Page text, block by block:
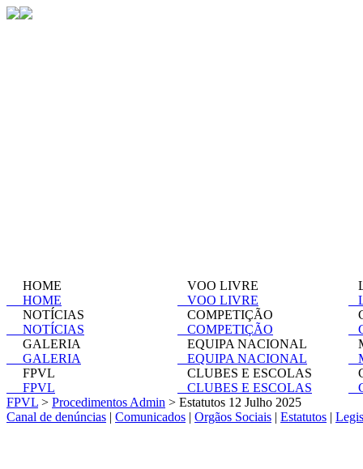
HOME
HOME
NOTÍCIAS
NOTÍCIAS
GALERIA
GALERIA
FPVL
FPVL
VOO LIVRE
VOO LIVRE
COMPETIÇÃO
COMPETIÇÃO
EQUIPA NACIONAL
EQUIPA NACIONAL
CLUBES E ESCOLAS
CLUBES E ESCOLAS
FPVL > Procedimentos Admin > Estatutos 12 Julho 2025
Canal de denúncias | Comunicados | Orgãos Sociais | Estatutos |